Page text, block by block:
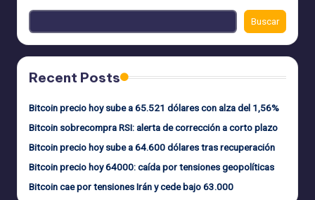
Buscar
Recent Posts
Bitcoin precio hoy sube a 65.521 dólares con alza del 1,56%
Bitcoin sobrecompra RSI: alerta de corrección a corto plazo
Bitcoin precio hoy sube a 64.600 dólares tras recuperación
Bitcoin precio hoy 64000: caída por tensiones geopolíticas
Bitcoin cae por tensiones Irán y cede bajo 63.000